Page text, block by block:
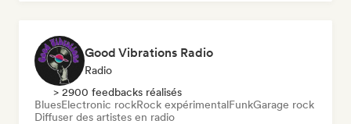
Good Vibrations Radio
Radio
> 2900 feedbacks réalisés
BluesElectronic rockRock expérimentalFunkGarage rock
Diffuser des artistes en radio